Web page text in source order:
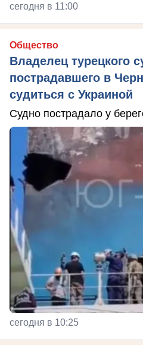
сегодня в 11:00
Общество
Владелец турецкого
пострадавшего в
судиться с Украиной
Судно пострадало у
сегодня в 10:25